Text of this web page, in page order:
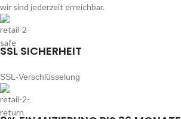
wir sind jederzeit erreichbar.
SSL SICHERHEIT
SSL-Verschlüsselung